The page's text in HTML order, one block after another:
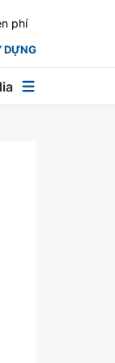
phí
DỰNG